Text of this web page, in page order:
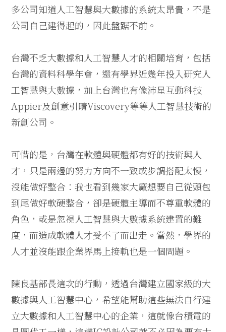
多公司知道人工智慧與大數據的系統太昂貴，不是
公司自己建得起的，因此盤踞不前。
台灣不乏大數據和人工智慧人才的相關培育，包括
台灣的資料科學年會，還有學界近幾年投入研究人
工智慧與大數據，加上台灣也有像沛星互動科技
Appier及創意引晴Viscovery等等人工智慧技術的
新創公司。
可惜的是，台灣在軟體與硬體都有好的技術與人
才，只是兩邊的努力方向不一致或步調搭配太慢，
沒能做好整合：我也看到幾家大廠想要自己從頭包
到尾做好軟硬整合，卻是硬體主導而不尊重軟體的
角色，或是忽視人工智慧與大數據系統建置的難
度，而造成軟體人才受不了而出走。當然，學界的
人才並沒能跟企業界馬上接軌也是一個問題。
陳良基部長這次的行動，透過台灣建立國家級的大
數據與人工智慧中心，希望能幫助這些無法自行建
立大數據和人工智慧中心的企業，這就像台積電的